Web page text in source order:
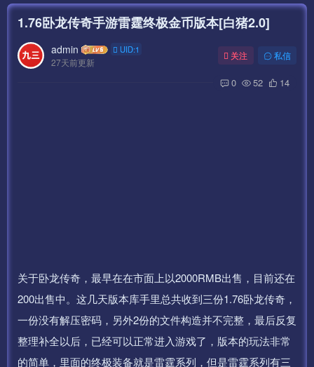
1.76卧龙传奇手游雷霆终极金币版本[白猪2.0]
admin UID:1
27天前更新
关注 私信
0 52 14
关于卧龙传奇，最早在在市面上以2000RMB出售，目前还在
200出售中。这几天版本库手里总共收到三份1.76卧龙传奇，
一份没有解压密码，另外2份的文件构造并不完整，最后反复
整理补全以后，已经可以正常进入游戏了，版本的玩法非常
的简单，里面的终极装备就是雷霆系列，但是雷霆系列有三